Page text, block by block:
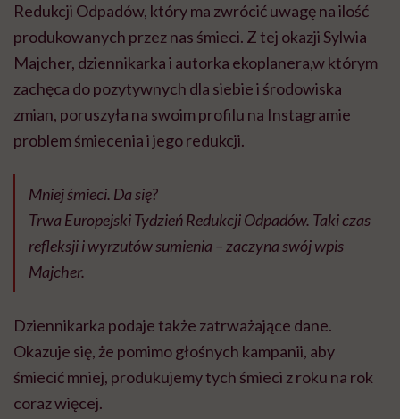
Redukcji Odpadów, który ma zwrócić uwagę na ilość
produkowanych przez nas śmieci. Z tej okazji Sylwia
Majcher, dziennikarka i autorka ekoplanera,w którym
zachęca do pozytywnych dla siebie i środowiska
zmian, poruszyła na swoim profilu na Instagramie
problem śmiecenia i jego redukcji.
Mniej śmieci. Da się?
Trwa Europejski Tydzień Redukcji Odpadów. Taki czas
refleksji i wyrzutów sumienia – zaczyna swój wpis
Majcher.
Dziennikarka podaje także zatrważające dane.
Okazuje się, że pomimo głośnych kampanii, aby
śmiecić mniej, produkujemy tych śmieci z roku na rok
coraz więcej.